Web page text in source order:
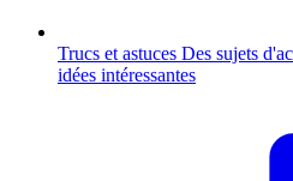
Trucs et astuces Des sujets
idées intéressantes